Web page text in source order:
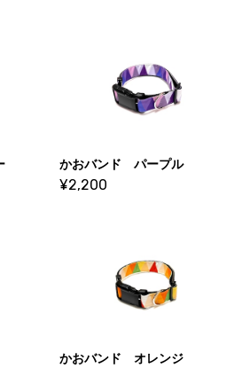
かおバンド パープル
¥2,200
かおバンド オレンジ